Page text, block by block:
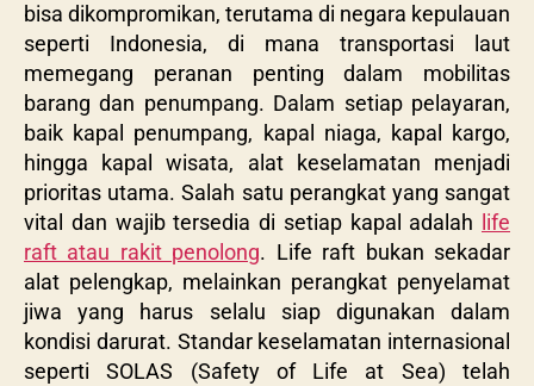
bisa dikompromikan, terutama di negara kepulauan
seperti Indonesia, di mana transportasi laut
memegang peranan penting dalam mobilitas
barang dan penumpang. Dalam setiap pelayaran,
baik kapal penumpang, kapal niaga, kapal kargo,
hingga kapal wisata, alat keselamatan menjadi
prioritas utama. Salah satu perangkat yang sangat
vital dan wajib tersedia di setiap kapal adalah
life
raft atau rakit penolong. Life raft bukan sekadar
alat pelengkap, melainkan perangkat penyelamat
jiwa yang harus selalu siap digunakan dalam
kondisi darurat. Standar keselamatan internasional
seperti SOLAS (Safety of Life at Sea) telah